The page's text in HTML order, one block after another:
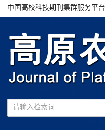
中国高校科技期刊集群服务平台